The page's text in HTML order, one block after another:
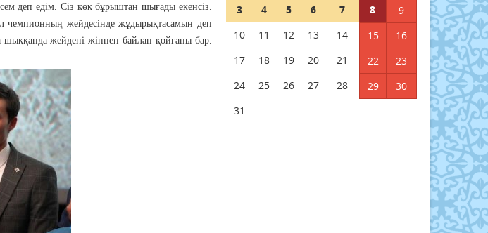
деп едім. Сіз көк бұрыштан шығады екенсіз.
жейдесінде жұдырықтасамын деп
жейдені жіппен байлап қойғаны бар.
3
4 5 6 7 8
9
10
11 12 13 14 15
16
17
18 19 20 21 22
23
24
25 26 27 28 29
30
31